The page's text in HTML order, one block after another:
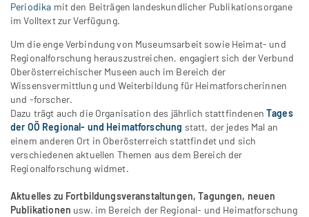
Periodika mit den Beiträgen landeskundlicher Publikationsorgane
im Volltext zur Verfügung.
Um die enge Verbindung von Museumsarbeit sowie Heimat- und
Regionalforschung herauszustreichen, engagiert sich der Verbund
Oberösterreichischer Museen auch im Bereich der
Wissensvermittlung und Weiterbildung für Heimatforscherinnen
und -forscher.
Dazu trägt auch die Organisation des jährlich stattfindenen Tages
der OÖ Regional- und Heimatforschung statt, der jedes Mal an
einem anderen Ort in Oberösterreich stattfindet und sich
verschiedenen aktuellen Themen aus dem Bereich der
Regionalforschung widmet.
Aktuelles zu Fortbildungsveranstaltungen, Tagungen, neuen
Publikationen usw. im Bereich der Regional- und Heimatforschung